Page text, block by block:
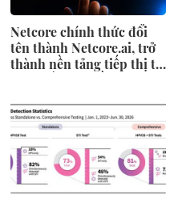
Netcore chính thức đổi
tên thành Netcore.ai, trở
thành nền tảng tiếp thị tự
trưởng khách hàng